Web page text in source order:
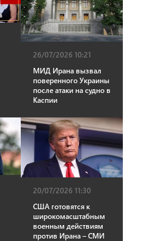
26/07/2026 10:21
МИД Ирана вызвал
поверенного Украины
после атаки на судно в
Каспии
20/07/2026 11:30
США готовятся к
широкомасштабным
военным действиям
против Ирана – СМИ